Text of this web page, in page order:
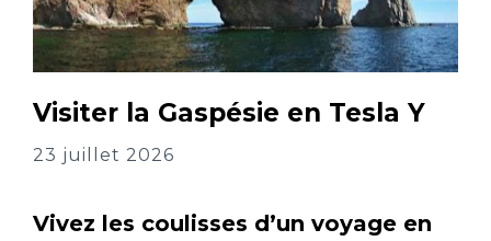
Visiter la Gaspésie en Tesla Y
23 juillet 2026
Vivez les coulisses d’un voyage en